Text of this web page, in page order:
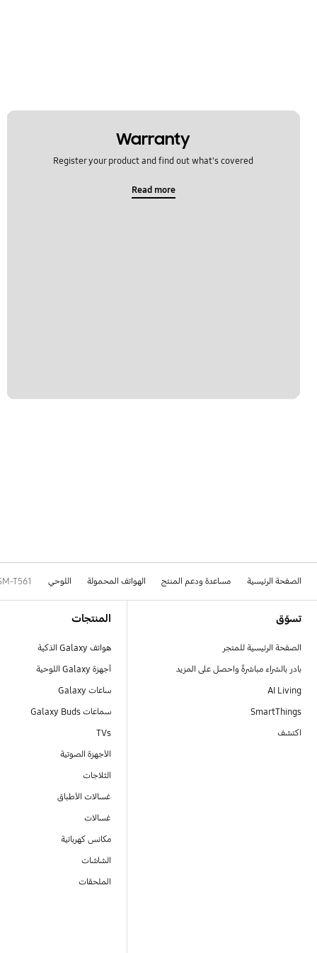
Warranty
Register your product and find out what's covered
Read more
الصفحة الرئيسية مساعدة ودعم المنتج الهواتف المحمولة اللوحي T561
تسوّق
الصفحة الرئيسية للمتجر
بادر بالشراء مباشرةً واحصل على المزيد
AI Living
SmartThings
اكتشف
المنتجات
هواتف Galaxy الذكية
أجهزة Galaxy اللوحية
ساعات Galaxy
سماعات Galaxy Buds
TVs
الأجهزة الصوتية
الثلاجات
غسالات الأطباق
غسالات
مكانس كهربائية
الشاشات
الملحقات